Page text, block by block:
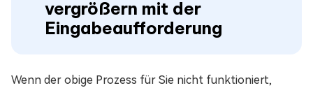
vergrößern mit der
Eingabeaufforderung
Wenn der obige Prozess für Sie nicht funktioniert,